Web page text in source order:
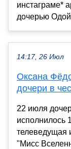
инстаграме*
дочерью
14:17, 26 Июл
Оксана
дочери в
22 июля
исполнилось
телеведущая
"Мисс